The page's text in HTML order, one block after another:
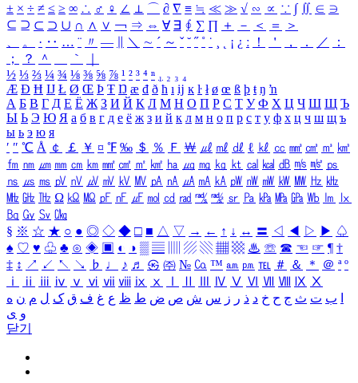
± × ÷ ≠ ≤ ≥ ∞ ∴ ♂ ♀ ∠ ⊥ ⌒ ∂ ∇ ≡ ≒ ≪ ≫ √ ∽ ∝ ∵ ∫ ∬ ∈ ∋
⊆ ⊇ ⊂ ⊃ ∪ ∩ ∧ ∨ ￢ ⇒ ⇔ ∀ ∃ ∮ ∑ ∏ ＋ － ＜ ＝
＞
、
。 · ‥ … ¨ 〃 ― ＼ ∼ ´ ～ ˇ ˘ ˝ ˚ ˙ ¸ ¡ ¿ ː ！ ＇ ， ． ／
：
；
？ ＾ ｀
½ ⅓ ⅔ ¼ ¾ ⅛ ⅜ ⅝ ⅞ ¹ ² ³ ⁴ ⁿ ₁ ₂ ₃ ₄
Æ Ð Ħ Ĳ Ł Ø Œ Þ Ŧ Ŋ æ đ ð ħ ı ĳ ĸ ŀ ł ø œ ß þ ŧ ŋ ŉ
А Б В Г Д Е Ё Ж З И Й К Л М Н О П Р С Т У Ф Х Ц Ч Ш Щ Ъ
Ы Ь Э Ю Я а б в г д е ё ж з и й к л м н о п р с т у ф х ц ч ш щ ъ
ы ь э ю я
′ ″ ℃ Å ￠ ￡ ￥ ¤ ℉ ‰ ＄ ％ Ｆ ￦ ㎕ ㎖ ㎗ ℓ ㎘ ㏄ ㎣ ㎤ ㎥ ㎦
㎙ ㎚ ㎛ ㎜ ㎝ ㎞ ㎟ ㎠ ㎡ ㎢ ㏊ ㎍ ㎎ ㎏ ㏏ ㎈ ㎉ ㏈ ㎧ ㎨ ㎰
㎱ ㎲ ㎳ ㎴ ㎵ ㎶ ㎷ ㎸ ㎹ ㎀ ㎁ ㎂ ㎃ ㎄ ㎺ ㎻ ㎽ ㎾ ㎿ ㎐ ㎑
㎒ ㎓ ㎔ Ω ㏀ ㏁ ㎊ ㎋ ㎌ ㏖ ㏅ ㎭ ㎮ ㎯ ㏛ ㎩ ㎪ ㎫ ㎬ ㏝ ㏐
㏓
㏃ ㏉ ㏜ ㏆
§ ※ ☆ ★ ○ ● ◎ ◇ ◆ □ ■ △ ▽ → ← ↑ ↓ ↔ 〓 ◁ ◀ ▷ ▶ ♤
♠ ♡ ♥ ♧ ♣ ⊙ ◈ ▣ ◐ ◑ ▒ ▤ ▨ ▧ ▦ ▩ ♨ ☏ ☎ ☜ ☞ ¶ †
‡ ↕ ↗ ↙ ↖ ↘ ♭ ♩ ♪ ♬ ㉿ ㈜ № ㏇ ™ ㏂ ㏘ ℡ ＃ ＆ ＊ ＠ ª º
ⅰ
ⅱ ⅲ ⅳ ⅴ ⅵ ⅶ ⅷ ⅸ ⅹ Ⅳ Ⅴ Ⅵ Ⅶ Ⅷ Ⅸ Ⅹ
ب ت ث ج ح خ د ذ ر ز س ش ص ض ط ظ ع غ ف ق ک ل م ن ه
و ی
닫기